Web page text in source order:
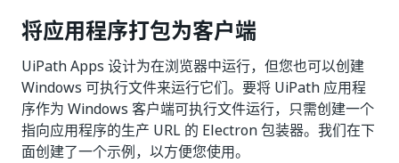
将应用程序打包为客户端
UiPath Apps 设计为在浏览器中运行，但您也可以创建
Windows 可执行文件来运行它们。要将 UiPath 应用程
序作为 Windows 客户端可执行文件运行，只需创建一个
指向应用程序的生产 URL 的 Electron 包装器。我们在下
面创建了一个示例，以方便您使用。